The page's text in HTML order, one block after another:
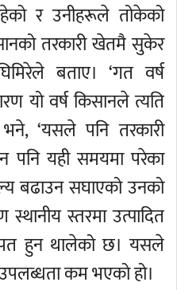
र उनीहरूले तोकेको
तरकारी खेतमै सुकेर
बताए। ‘गत वर्ष
यो वर्ष किसानले त्यति
‘यसले पनि तरकारी
पनि यही समयमा परेका
बढाउन सघाएको उनको
स्तरमा उत्पादित
हुन थालेको छ। यसले
उपलब्धता कम भएको हो।